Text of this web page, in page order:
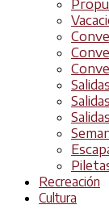
Recreación
Cultura